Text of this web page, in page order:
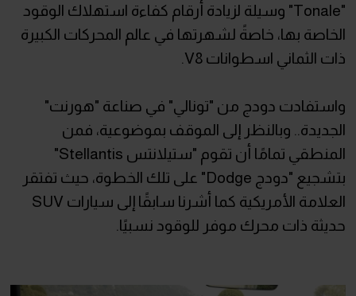
"Tonale" وسيلة لزيادة أرقام كفاءة استهلاك الوقود
الخاصة بها، خاصةً لشهرتها في عالم المحركات الكبيرة
ذات الثماني اسطوانات V8.
واستفادت دودج من "تونالي" في صناعة "هورنت"
الجديدة.. وبالنظر إلى الموقف بموضوعية، فمن
المنطقي تمامًا أن تقوم "ستيلانتس Stellantis"
بتشجيع "دودج Dodge" على تلك الخطوة، حيث تفتقر
العلامة الأمريكية كما أشرنا سابقًا إلى سيارات SUV
حديثة ذات محرك موفر للوقود نسبيًا.